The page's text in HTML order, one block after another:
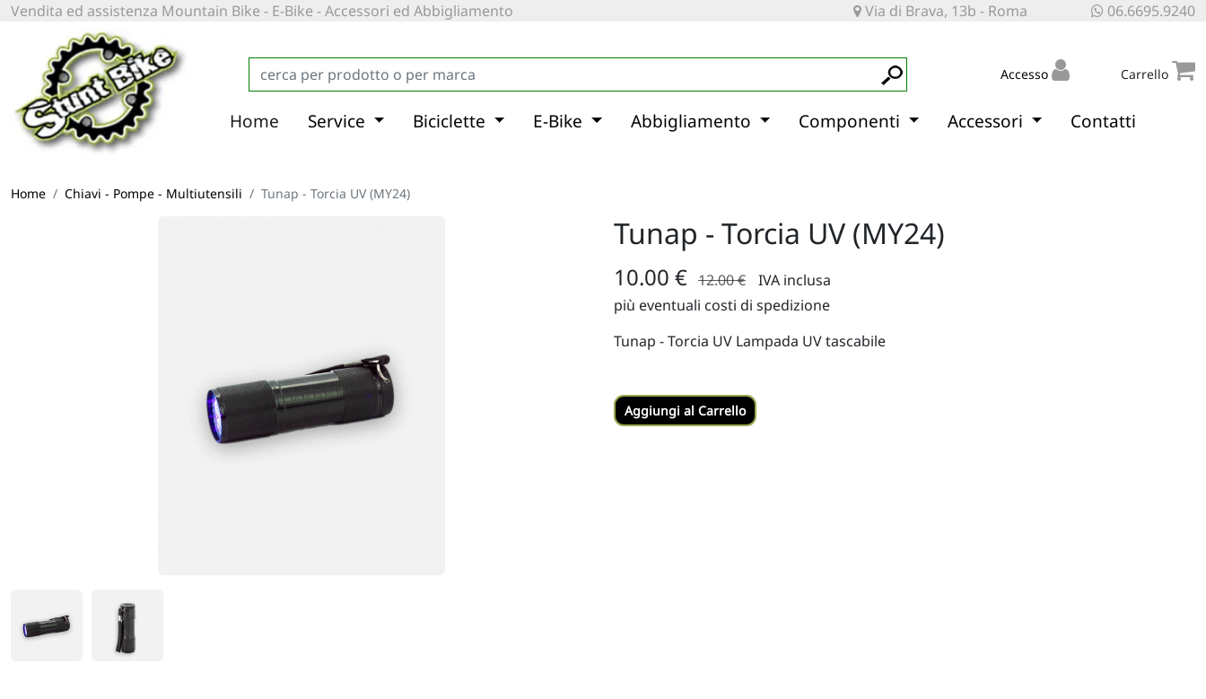
Vendita ed assistenza Mountain Bike - E-Bike - Accessori ed Abbigliamento Via di Brava, 13b - Roma 06.6695.9240
Accesso Carrello
Home Service Biciclette E-Bike Abbigliamento Componenti Accessori Contatti
Home Chiavi - Pompe - Multiutensili Tunap - Torcia UV (MY24)
Tunap - Torcia UV (MY24)
10.00 € 12.00 €
IVA inclusa
più eventuali costi di spedizione
Tunap - Torcia UV Lampada UV tascabile
Aggiungi al Carrello